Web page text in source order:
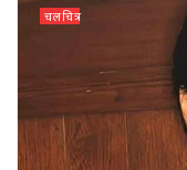
चलचित्र